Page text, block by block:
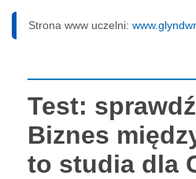
Strona www uczelni:
Test:
Biznes
to studia dla